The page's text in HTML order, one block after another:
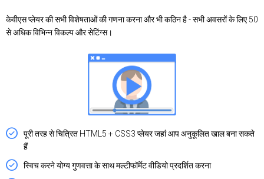
केवीएस प्लेयर की सभी विशेषताओं की गणना करना और भी कठिन है - सभी अवसरों के लिए 50
से अधिक विभिन्न विकल्प और सेटिंग्स।
पूरी तरह से चित्रित HTML5 + CSS3 प्लेयर जहां आप अनुकूलित खाल बना सकते
हैं
स्विच करने योग्य गुणवत्ता के साथ मल्टीफॉर्मेट वीडियो प्रदर्शित करना